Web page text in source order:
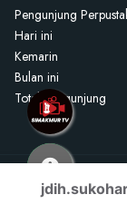
Pengunjung
Hari ini
Kemarin
Bulan ini
Total Pengunjung